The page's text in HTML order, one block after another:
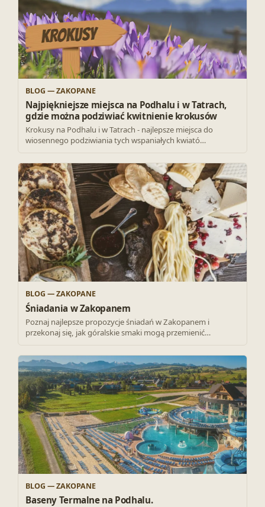
BLOG — ZAKOPANE
Najpiękniejsze miejsca na Podhalu i w Tatrach,
gdzie można podziwiać kwitnienie krokusów
Krokusy na Podhalu i w Tatrach - najlepsze miejsca do
wiosennego podziwiania tych wspaniałych kwiató…
BLOG — ZAKOPANE
Śniadania w Zakopanem
Poznaj najlepsze propozycje śniadań w Zakopanem i
przekonaj się, jak góralskie smaki mogą przemienić…
BLOG — ZAKOPANE
Baseny Termalne na Podhalu.